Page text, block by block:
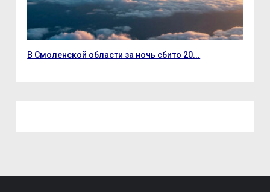
В Смоленской области за ночь сбито 20...